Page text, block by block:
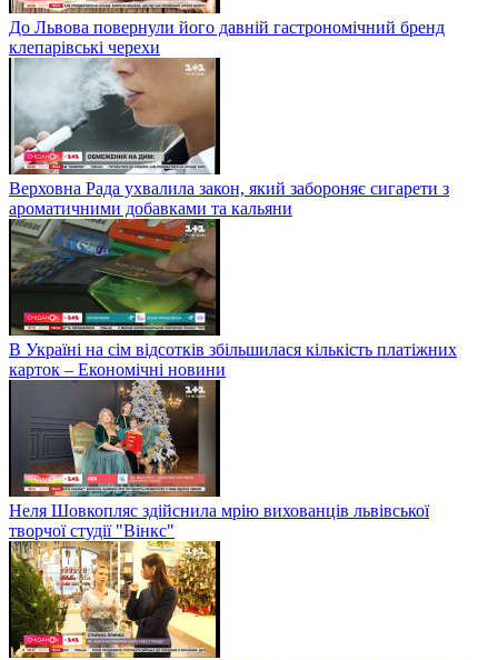
До Львова повернули його давній гастрономічний бренд
клепарівські черехи
Верховна Рада ухвалила закон, який забороняє сигарети з
ароматичними добавками та кальяни
В Україні на сім відсотків збільшилася кількість платіжних
карток – Економічні новини
Неля Шовкопляс здійснила мрію вихованців львівської
творчої студії "Вінкс"